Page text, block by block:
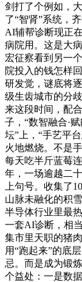
剑打了个例如，
了“智肾”系统，
AI辅帮诊断现正
病院用。这是大
宏征察看到另一
院投入的钱怎样
研发觉，谜底将
级生齿城市的分
来这段时间，配
子，“数智融合·
坛”上，“手艺平
火地燃烧。不是
每天吃半斤蓝莓
年，一场逾越二
上句号。收集了
山脉未融化的积
半导体行业里最
一套AI诊断，相
集市里天职的猪
用“跑起来”的底
忌。而是成为锻
个益处：一是数